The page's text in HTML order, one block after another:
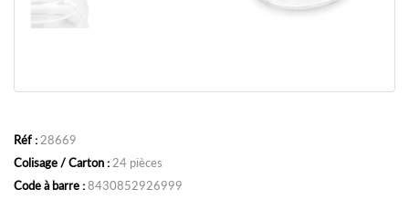
Réf : 28669
Colisage / Carton : 24 pièces
Code à barre :8430852926999